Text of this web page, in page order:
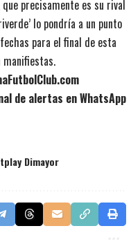
precisamente es su rival
lo pondría a un punto
para el final de esta
manifiestas.
de alertas en WhatsApp
Dimayor